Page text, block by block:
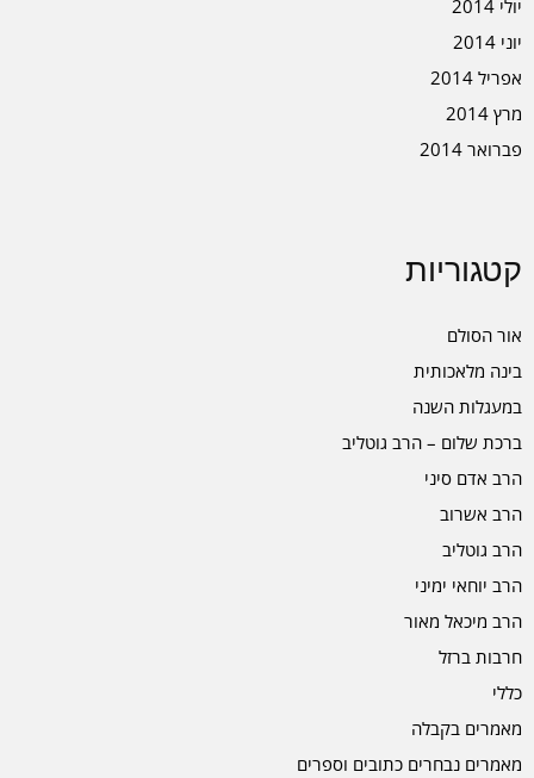
יולי 2014
יוני 2014
אפריל 2014
מרץ 2014
פברואר 2014
קטגוריות
אור הסולם
בינה מלאכותית
במעגלות השנה
ברכת שלום – הרב גוטליב
הרב אדם סיני
הרב אשרוב
הרב גוטליב
הרב יוחאי ימיני
הרב מיכאל מאור
חרבות ברזל
כללי
מאמרים בקבלה
מאמרים נבחרים כתובים וספרים